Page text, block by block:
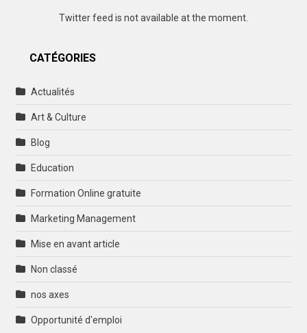
Twitter feed is not available at the moment.
CATÉGORIES
Actualités
Art & Culture
Blog
Education
Formation Online gratuite
Marketing Management
Mise en avant article
Non classé
nos axes
Opportunité d'emploi